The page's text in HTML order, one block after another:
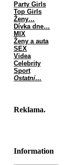
Party Girls
Top Girls
Ženy…
Dívka dne…
MIX
Ženy a auta
SEX
Videa
Celebrity
Sport
Ostatní…
Reklama.
Information